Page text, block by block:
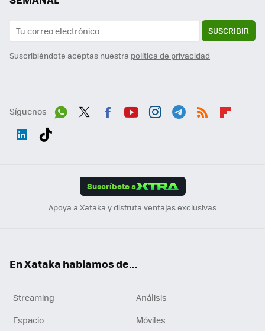
SUSCRIBIR
Suscribiéndote aceptas nuestra política de privacidad
Síguenos
Suscríbete a
Apoya a Xataka y disfruta ventajas exclusivas
En Xataka hablamos de...
Streaming
Análisis
Espacio
Móviles